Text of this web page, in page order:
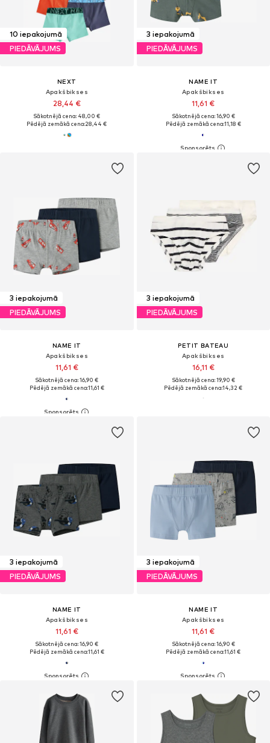
10 iepakojumā
PIEDĀVĀJUMS
NEXT
Apakšbikses
28,44 €
Sākotnējā cena: 48,00 €
Pēdējā zemākā cena:28,44 €
3 iepakojumā
PIEDĀVĀJUMS
NAME IT
Apakšbikses
11,61 €
Sākotnējā cena: 16,90 €
Pēdējā zemākā cena:11,18 €
3 iepakojumā
PIEDĀVĀJUMS
NAME IT
Apakšbikses
11,61 €
Sākotnējā cena: 16,90 €
Pēdējā zemākā cena:11,61 €
3 iepakojumā
PIEDĀVĀJUMS
PETIT BATEAU
Apakšbikses
16,11 €
Sākotnējā cena: 19,90 €
Pēdējā zemākā cena:14,32 €
3 iepakojumā
PIEDĀVĀJUMS
NAME IT
Apakšbikses
11,61 €
Sākotnējā cena: 16,90 €
Pēdējā zemākā cena:11,61 €
3 iepakojumā
PIEDĀVĀJUMS
NAME IT
Apakšbikses
11,61 €
Sākotnējā cena: 16,90 €
Pēdējā zemākā cena:11,61 €